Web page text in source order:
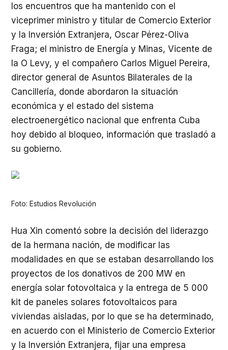
los encuentros que ha mantenido con el
viceprimer ministro y titular de Comercio Exterior
y la Inversión Extranjera, Oscar Pérez-Oliva
Fraga; el ministro de Energía y Minas, Vicente de
la O Levy, y el compañero Carlos Miguel Pereira,
director general de Asuntos Bilaterales de la
Cancillería, donde abordaron la situación
económica y el estado del sistema
electroenergético nacional que enfrenta Cuba
hoy debido al bloqueo, información que trasladó a
su gobierno.
Foto: Estudios Revolución
Hua Xin comentó sobre la decisión del liderazgo
de la hermana nación, de modificar las
modalidades en que se estaban desarrollando los
proyectos de los donativos de 200 MW en
energía solar fotovoltaica y la entrega de 5 000
kit de paneles solares fotovoltaicos para
viviendas aisladas, por lo que se ha determinado,
en acuerdo con el Ministerio de Comercio Exterior
y la Inversión Extranjera, fijar una empresa